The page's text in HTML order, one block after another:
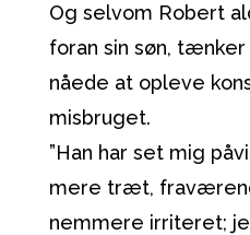
Og selvom Robert
foran sin søn, tænker
nåede at opleve
misbruget.
”Han har set mig
mere træt,
nemmere irriteret;